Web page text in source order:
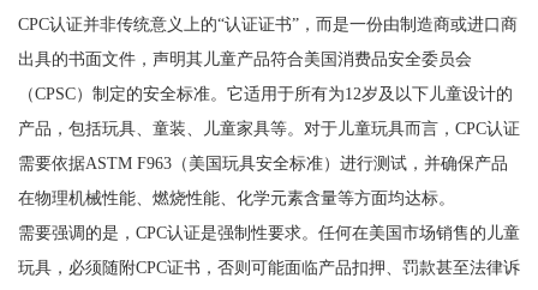
CPC认证并非传统意义上的“认证证书”，而是一份由制造商或进口商
出具的书面文件，声明其儿童产品符合美国消费品安全委员会
（CPSC）制定的安全标准。它适用于所有为12岁及以下儿童设计的
产品，包括玩具、童装、儿童家具等。对于儿童玩具而言，CPC认证
需要依据ASTM F963（美国玩具安全标准）进行测试，并确保产品
在物理机械性能、燃烧性能、化学元素含量等方面均达标。
需要强调的是，CPC认证是强制性要求。任何在美国市场销售的儿童
玩具，必须随附CPC证书，否则可能面临产品扣押、罚款甚至法律诉